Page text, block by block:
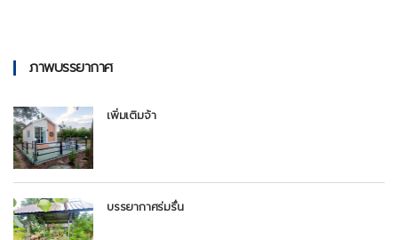
ภาพบรรยากาศ
เพิ่มเติมจ้า
บรรยากาศร่มรื่น